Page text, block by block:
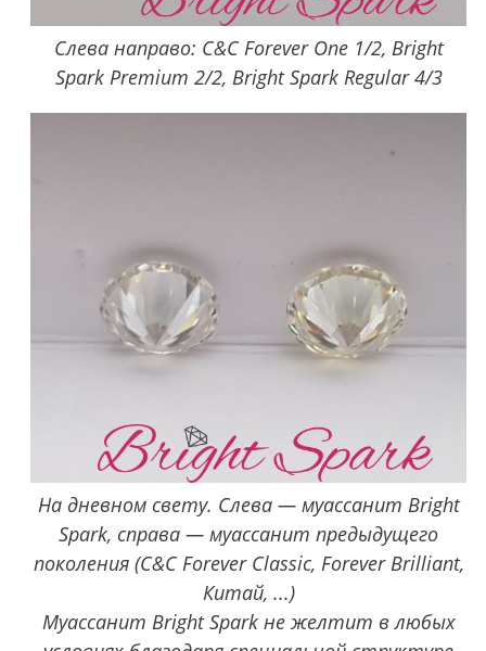
Слева направо: C&C Forever One 1/2, Bright
Spark Premium 2/2, Bright Spark Regular 4/3
На дневном свету. Слева — муассанит Bright
Spark, справа — муассанит предыдущего
поколения (C&C Forever Classic, Forever Brilliant,
Китай, ...)
Муассанит Bright Spark не желтит в любых